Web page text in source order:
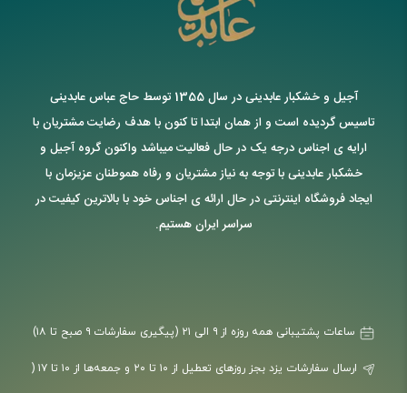
آجیل و خشکبار عابدینی در سال 1355 توسط حاج عباس عابدینی
تاسیس گردیده است و از همان ابتدا تا کنون با هدف رضایت مشتریان با
ارایه ی اجناس درجه یک در حال فعالیت میباشد واکنون گروه آجیل و
خشکبار عابدینی با توجه به نیاز مشتریان و رفاه هموطنان عزیزمان با
ایجاد فروشگاه اینترنتی در حال ارائه ی اجناس خود با بالاترین کیفیت در
سراسر ایران هستیم.
ارسال سفارشات یزد بجز روزهای تعطیل از ۱۰ تا ۲۰ و جمعه‌ها از ۱۰ تا ۱۷ (